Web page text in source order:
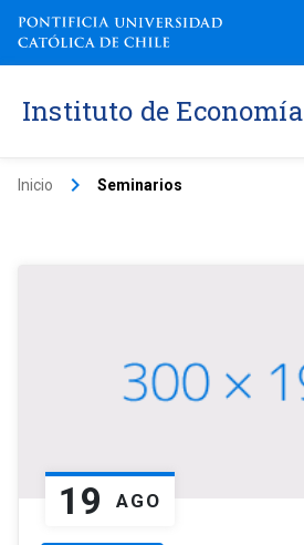
Instituto de Economía
Inicio keyboard_arrow_right Seminarios
19 AGO